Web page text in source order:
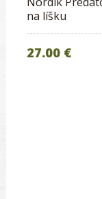
na líšku
27.00 €